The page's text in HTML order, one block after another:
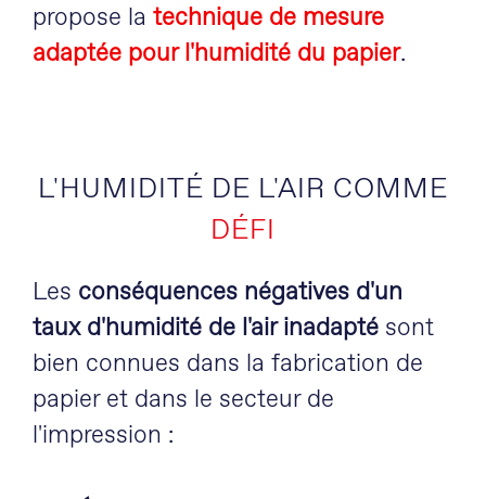
propose latechnique de mesure
adaptée pour l'humidité du papier.
L'HUMIDITÉ DE L'AIR COMME
DÉFI
Les conséquences négatives d'un
taux d'humidité de l'air inadapté sont
bien connues dans la fabrication de
papier et dans le secteur de
l'impression :